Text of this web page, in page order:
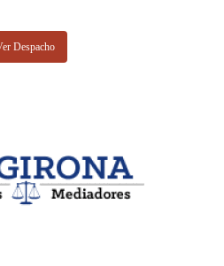
Despacho